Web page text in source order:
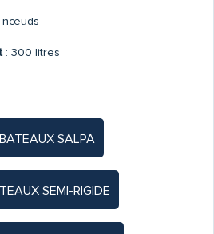
nœuds
: 300 litres
SALPA
SEMI-RIGIDE